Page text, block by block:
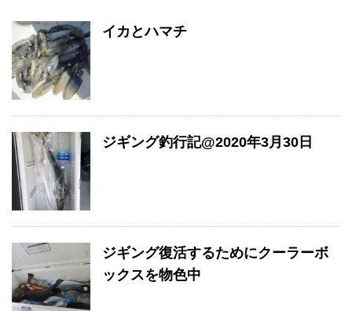
イカとハマチ
ジギング釣行記@2020年3月30日
ジギング復活するためにクーラーボ
ックスを物色中